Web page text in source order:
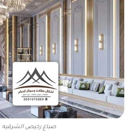
صباغ رخيص الشرقيه